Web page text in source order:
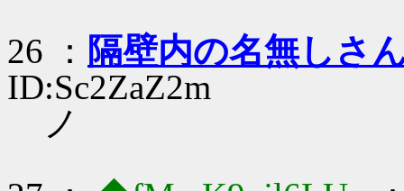
26 ： 隔壁内の名無しさ
ID:Sc2ZaZ2m
ノ